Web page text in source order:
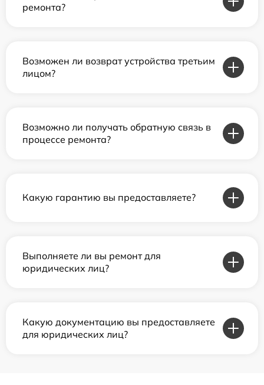
ремонта?
Возможен ли возврат устройства третьим
лицом?
Возможно ли получать обратную связь в
процессе ремонта?
Какую гарантию вы предоставляете?
Выполняете ли вы ремонт для
юридических лиц?
Какую документацию вы предоставляете
для юридических лиц?